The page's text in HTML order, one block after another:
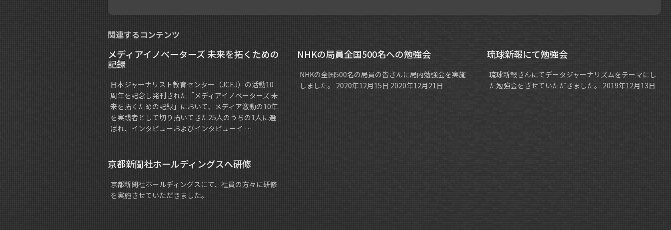
関連するコンテンツ
メディアイノベーターズ 未来を拓くための
記録
日本ジャーナリスト教育センター（JCEJ）の活動10
周年を記念し発刊された「メディアイノベーターズ 未
来を拓くための記録」において、メディア激動の10年
を実践者として切り拓いてきた25人のうちの1人に選
ばれ、インタビューおよびインタビューイ …
NHKの局員全国500名への勉強会
NHKの全国500名の局員の皆さんに局内勉強会を実施
しました。 2020年12月15日 2020年12月21日
琉球新報にて勉強会
琉球新報さんにてデータジャーナリズムをテーマにし
た勉強会をさせていただきました。 2019年12月13日
京都新聞社ホールディングスへ研修
京都新聞社ホールディングスにて、社員の方々に研修
を実施させていただきました。